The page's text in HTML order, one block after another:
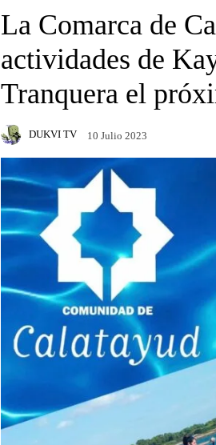
La Comarca de
actividades de
Tranquera el
DUKVI TV 10 Julio 2023